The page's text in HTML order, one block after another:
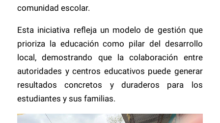
comunidad escolar.
Esta iniciativa refleja un modelo de gestión que
prioriza la educación como pilar del desarrollo
local, demostrando que la colaboración entre
autoridades y centros educativos puede generar
resultados concretos y duraderos para los
estudiantes y sus familias.